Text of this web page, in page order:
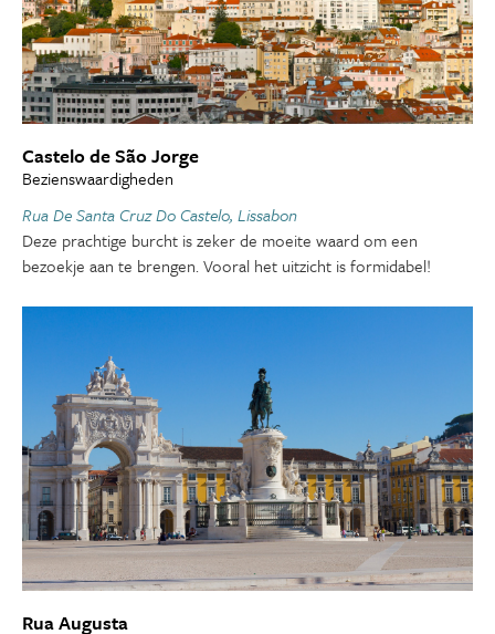
Castelo de São Jorge
Bezienswaardigheden
Rua De Santa Cruz Do Castelo, Lissabon
Deze prachtige burcht is zeker de moeite waard om een
bezoekje aan te brengen. Vooral het uitzicht is formidabel!
Rua Augusta